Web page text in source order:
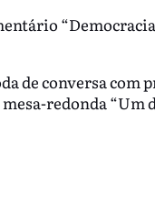
de conversa
redonda “Um